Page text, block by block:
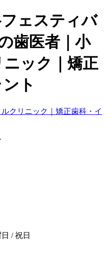
ェスティバ
歯医者｜小
ック｜矯正
ト
/ 祝日